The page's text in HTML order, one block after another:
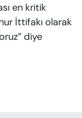
en kritik
İttifakı olarak
diye